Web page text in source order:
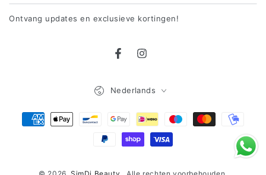
hier
Ontvang updates en exclusieve kortingen!
FacebookInstagram
Nederlands
Betaalmethoden